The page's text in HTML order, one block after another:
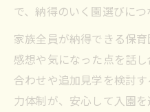
で、納得のいく園選びにつ
家族全員が納得できる保
感想や気になった点を話
合わせや追加見学を検討
力体制が、安心して入園